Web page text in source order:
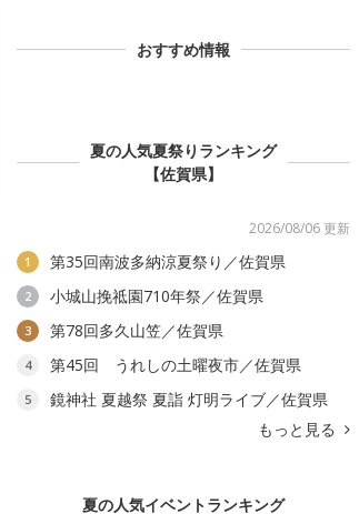
おすすめ情報
夏の人気夏祭りランキング
【佐賀県】
2026/08/06 更新
1 第35回南波多納涼夏祭り／佐賀県
2 小城山挽祗園710年祭／佐賀県
3 第78回多久山笠／佐賀県
4 第45回 うれしの土曜夜市／佐賀県
5
鏡神社 夏越祭 夏詣 灯明ライブ／佐賀県
もっと見る
夏の人気イベントランキング